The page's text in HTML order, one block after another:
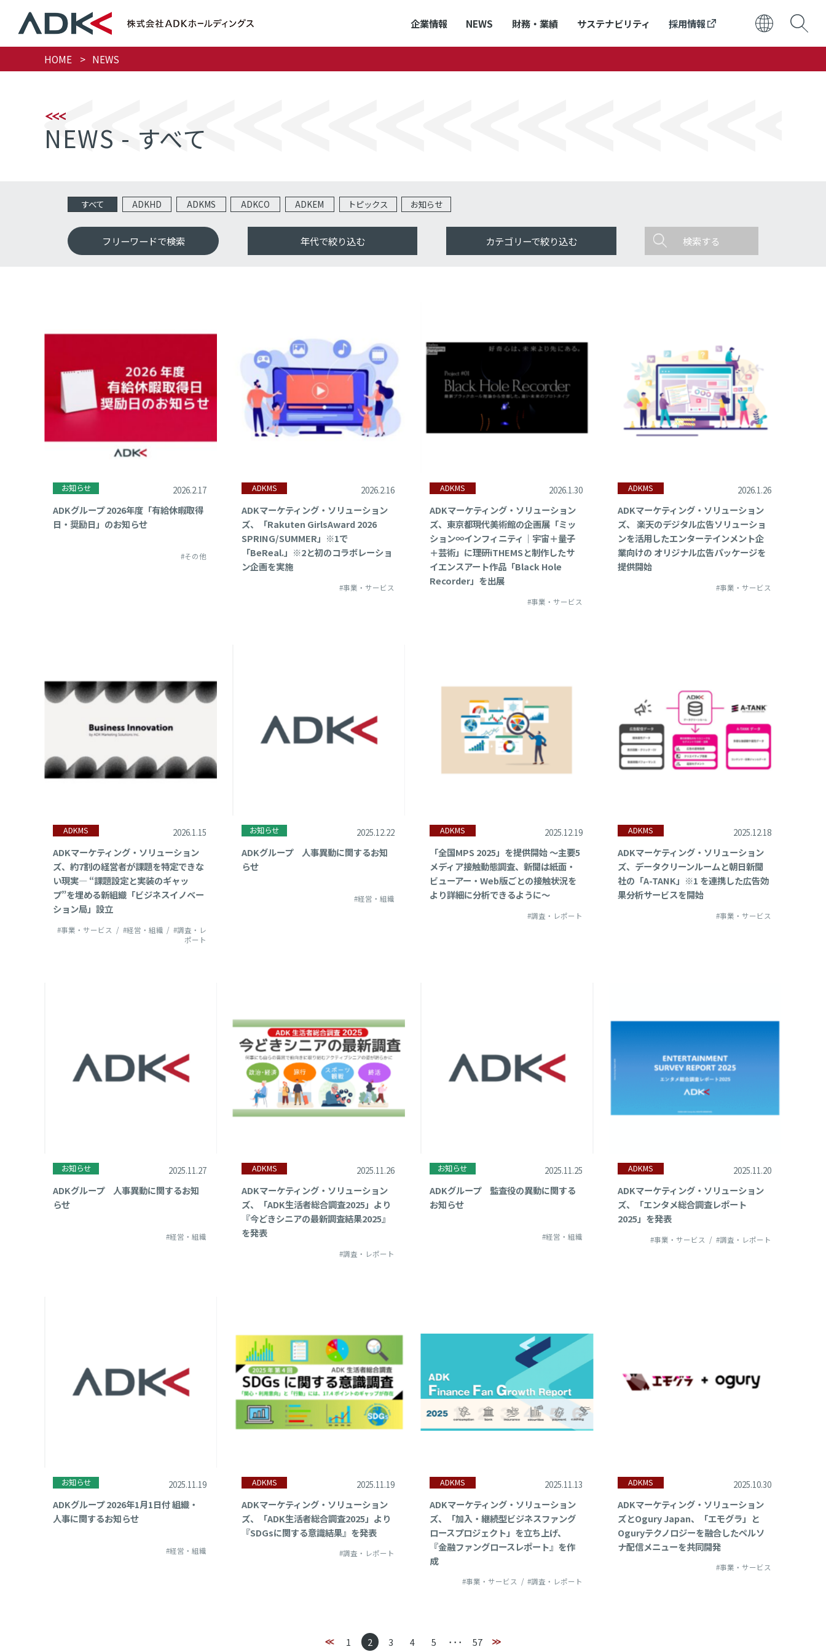
企業情報 NEWS 財務・業績 サステナビリティ 採用情報
日本語
HOME NEWS
NEWS - すべて
すべて ADKHD ADKMS ADKCO ADKEM トピックス お知らせ
年代で絞り込む
2025年
2024年
2023年
2021年
2020年
2019年
2014年
2011年
カテゴリーで絞り込む
Report
事業・サービス
経営・組織
海外
調査・レポート
IR
お知らせ 2026.2.17
ADKグループ 2026年度「有給休暇取得
日・奨励日」のお知らせ
#その他
ADKMS 2026.2.16
ADKマーケティング・ソリューション
ズ、「Rakuten GirlsAward 2026
SPRING/SUMMER」※1で
「BeReal.」※2と初のコラボレーショ
ン企画を実施
#事業・サービス
ADKMS 2026.1.30
ADKマーケティング・ソリューション
ズ、東京都現代美術館の企画展「ミッ
ション∞インフィニティ｜宇宙＋量子
＋芸術」に理研iTHEMSと制作したサ
イエンスアート作品「Black Hole
Recorder」を出展
#事業・サービス
ADKMS 2026.1.26
ADKマーケティング・ソリューション
ズ、 楽天のデジタル広告ソリューショ
ンを活用したエンターテインメント企
業向けの オリジナル広告パッケージを
提供開始
#事業・サービス
ADKMS 2026.1.15
ADKマーケティング・ソリューション
ズ、約7割の経営者が課題を特定できな
い現実— “課題設定と実装のギャッ
プ”を埋める新組織「ビジネスイノベー
ション局」設立
#事業・サービス #経営・組織
#調査・レ
ポート
お知らせ 2025.12.22
ADKグループ 人事異動に関するお知
らせ
#経営・組織
ADKMS 2025.12.19
「全国MPS 2025」を提供開始 ～主要5
メディア接触動態調査、新聞は紙面・
ビューアー・Web版ごとの接触状況を
より詳細に分析できるように～
#調査・レポート
ADKMS 2025.12.18
ADKマーケティング・ソリューション
ズ、データクリーンルームと朝日新聞
社の「A-TANK」※1 を連携した広告効
果分析サービスを開始
#事業・サービス
お知らせ 2025.11.27
ADKグループ 人事異動に関するお知
らせ
#経営・組織
ADKMS 2025.11.26
ADKマーケティング・ソリューション
ズ、「ADK生活者総合調査2025」より
『今どきシニアの最新調査結果2025』
を発表
#調査・レポート
お知らせ 2025.11.25
ADKグループ 監査役の異動に関する
お知らせ
#経営・組織
ADKMS 2025.11.20
ADKマーケティング・ソリューション
ズ、「エンタメ総合調査レポート
2025」を発表
#事業・サービス #調査・レポート
お知らせ 2025.11.19
ADKグループ 2026年1月1日付 組織・
人事に関するお知らせ
#経営・組織
ADKMS 2025.11.19
ADKマーケティング・ソリューション
ズ、「ADK生活者総合調査2025」より
『SDGsに関する意識結果』を発表
#調査・レポート
ADKMS 2025.11.13
ADKマーケティング・ソリューション
ズ、「加入・継続型ビジネスファング
ロースプロジェクト」を立ち上げ、
『金融ファングロースレポート』を作
成
#事業・サービス #調査・レポート
ADKMS 2025.10.30
ADKマーケティング・ソリューション
ズとOgury Japan、「エモグラ」と
Oguryテクノロジーを融合したペルソ
ナ配信メニューを共同開発
#事業・サービス
1 2 3 4 5 ･･･ 57